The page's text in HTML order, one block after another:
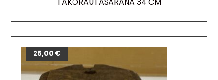
25,00 €